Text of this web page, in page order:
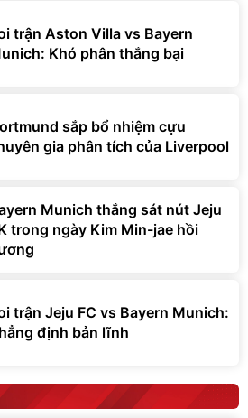
trận Aston Villa vs Bayern
Khó phân thắng bại
sắp bổ nhiệm cựu
gia phân tích của Liverpool
Munich thắng sát nút Jeju
trong ngày Kim Min-jae hồi
trận Jeju FC vs Bayern Munich:
định bản lĩnh